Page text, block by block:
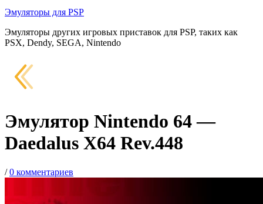
Эмуляторы для PSP
Эмуляторы других игровых приставок для PSP, таких как
PSX, Dendy, SEGA, Nintendo
Эмулятор Nintendo 64 —
Daedalus X64 Rev.448
/0 комментариев